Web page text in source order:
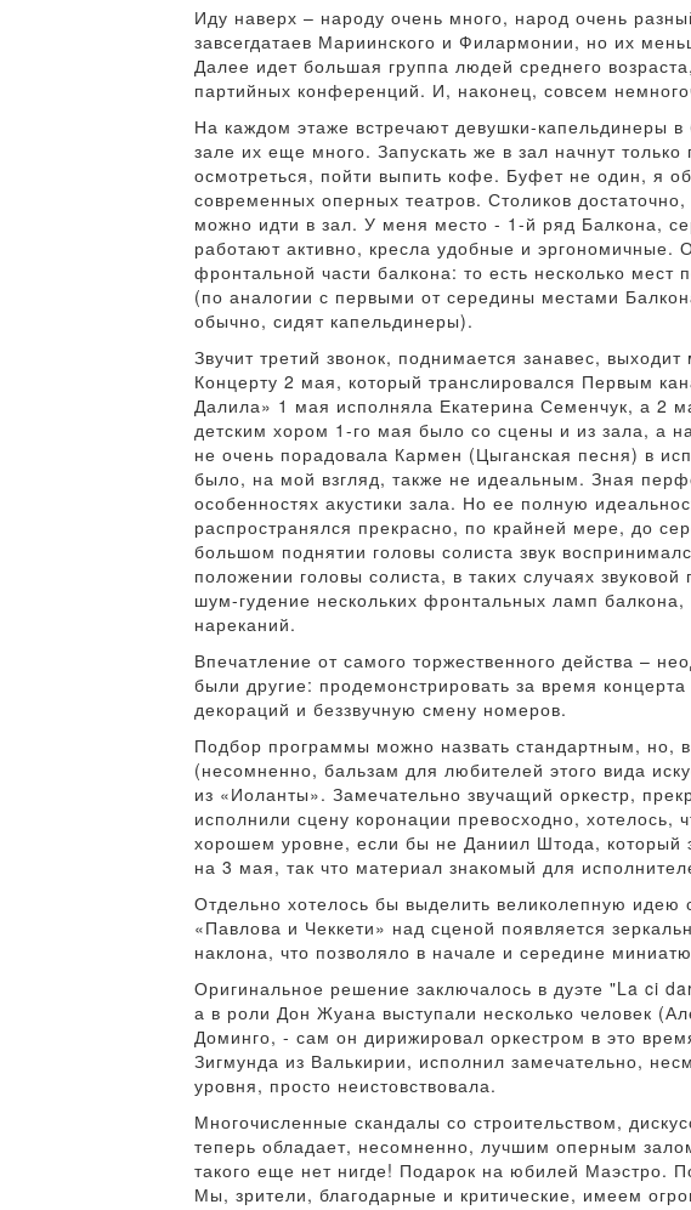
Иду наверх – народу очень много, народ очень
завсегдатаев Мариинского и Филармонии, но их
Далее идет большая группа людей среднего
партийных конференций. И, наконец, совсем
На каждом этаже встречают девушки-капельдинеры
зале их еще много. Запускать же в зал начнут
осмотреться, пойти выпить кофе. Буфет не один, я
современных оперных театров. Столиков
можно идти в зал. У меня место - 1-й ряд Балкона,
работают активно, кресла удобные и
фронтальной части балкона: то есть несколько
(по аналогии с первыми от середины местами
обычно, сидят капельдинеры).
Звучит третий звонок, поднимается занавес,
Концерту 2 мая, который транслировался Первым
Далила» 1 мая исполняла Екатерина Семенчук, а 2
детским хором 1-го мая было со сцены и из зала, а
не очень порадовала Кармен (Цыганская песня) в
было, на мой взгляд, также не идеальным. Зная
особенностях акустики зала. Но ее полную
распространялся прекрасно, по крайней мере, до
большом поднятии головы солиста звук
положении головы солиста, в таких случаях
шум-гудение нескольких фронтальных ламп
нареканий.
Впечатление от самого торжественного действа –
были другие: продемонстрировать за время
декораций и беззвучную смену номеров.
Подбор программы можно назвать стандартным, но,
(несомненно, бальзам для любителей этого вида
из «Иоланты». Замечательно звучащий оркестр,
исполнили сцену коронации превосходно,
хорошем уровне, если бы не Даниил Штода,
на 3 мая, так что материал знакомый для
Отдельно хотелось бы выделить великолепную
«Павлова и Чеккети» над сценой появляется
наклона, что позволяло в начале и середине
Оригинальное решение заключалось в дуэте "La ci
а в роли Дон Жуана выступали несколько человек
Доминго, - сам он дирижировал оркестром в это
Зигмунда из Валькирии, исполнил замечательно,
уровня, просто неистовствовала.
Многочисленные скандалы со строительством,
теперь обладает, несомненно, лучшим оперным
такого еще нет нигде! Подарок на юбилей Маэстро.
Мы, зрители, благодарные и критические, имеем